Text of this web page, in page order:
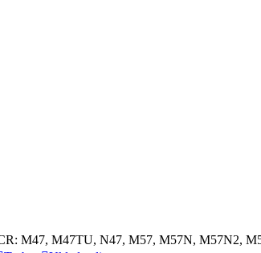
M47, M47TU, N47, M57, M57N, M57N2,